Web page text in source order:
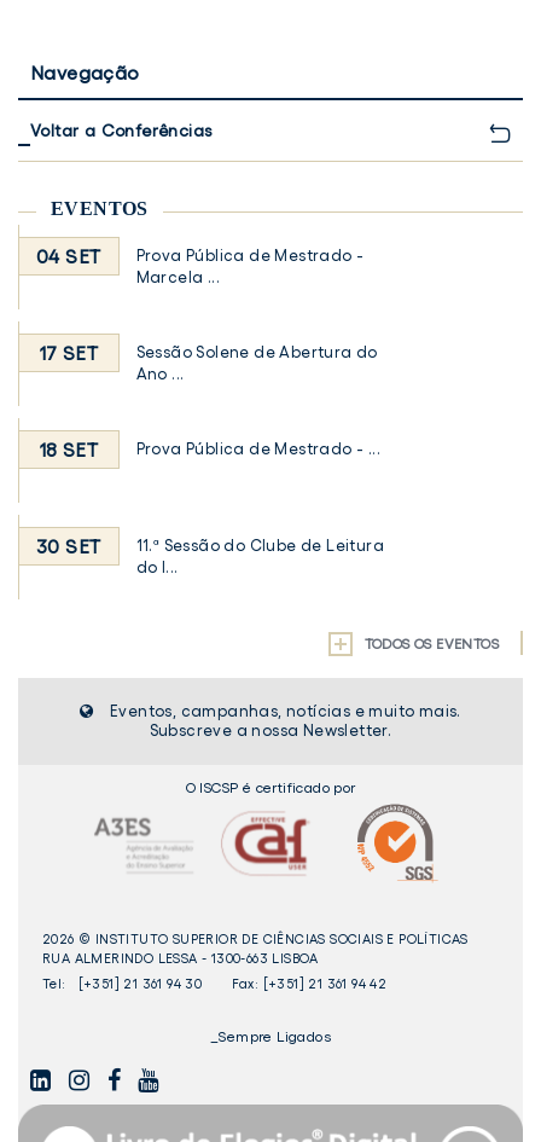
Navegação
Voltar a Conferências
EVENTOS
04 SET
Prova Pública de Mestrado -
Marcela ...
17 SET
Sessão Solene de Abertura do
Ano ...
18 SET Prova Pública de Mestrado - ...
30 SET
11.ª Sessão do Clube de Leitura
do I...
TODOS OS EVENTOS
Eventos, campanhas, notícias e muito mais.
Subscreve a nossa Newsletter.
O ISCSP é certificado por
2026 © INSTITUTO SUPERIOR DE CIÊNCIAS SOCIAIS E POLÍTICAS
RUA ALMERINDO LESSA - 1300-663 LISBOA
Tel:
[+351] 21 361 94 30 Fax: [+351] 21 361 94 42
_Sempre Ligados
LINKEDININSTAGAMFACEBOOK
YOUTUBE